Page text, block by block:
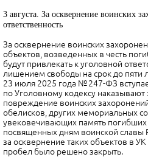
3 августа. За осквернение воинских
ответственность
За осквернение воинских
объектов, возведенных в честь
будут привлекать к уголовной
лишением свободы на срок до пяти
23 июля 2025 года № 247-ФЗ
по Уголовному кодексу наказывают
повреждение воинских
обелисков, других мемориальных
увековечивающих память
посвященных дням воинской славы
за осквернение таких объектов в
пробел было решено закрыть.